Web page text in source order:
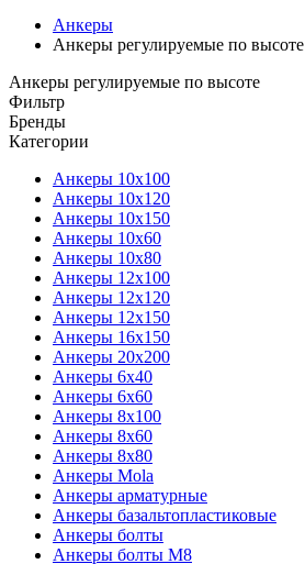
Анкеры
Анкеры регулируемые по высоте
Анкеры регулируемые по высоте
Фильтр
Бренды
Категории
Анкеры 10х100
Анкеры 10х120
Анкеры 10х150
Анкеры 10х60
Анкеры 10х80
Анкеры 12х100
Анкеры 12х120
Анкеры 12х150
Анкеры 16х150
Анкеры 20х200
Анкеры 6х40
Анкеры 6х60
Анкеры 8х100
Анкеры 8х60
Анкеры 8х80
Анкеры Mola
Анкеры арматурные
Анкеры базальтопластиковые
Анкеры болты
Анкеры болты М8